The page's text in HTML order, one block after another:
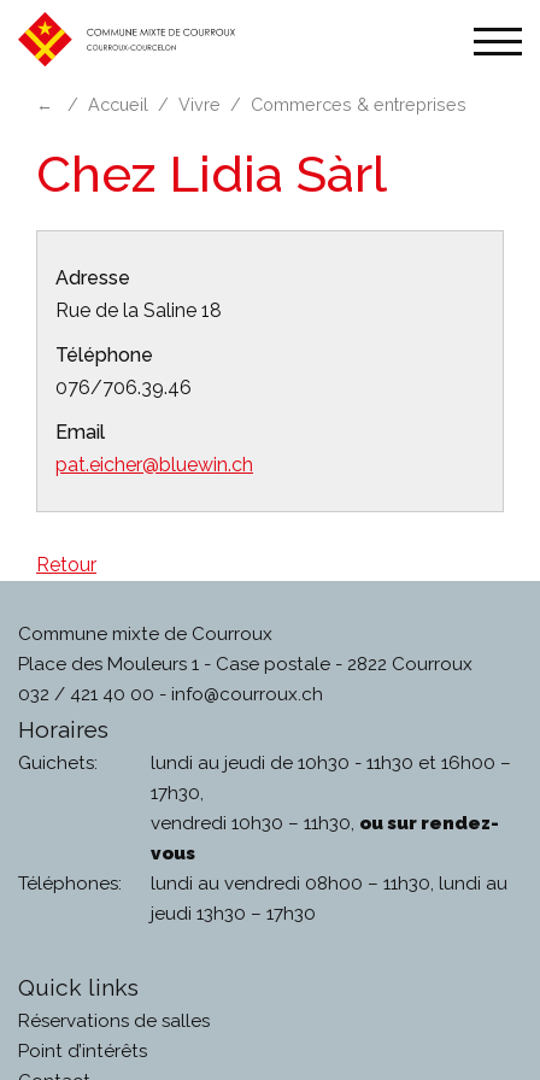
← Accueil Vivre Commerces & entreprises
Chez Lidia Sàrl
Adresse
Rue de la Saline 18
Téléphone
076/706.39.46
Email
pat.eicher@bluewin.ch
Retour
Commune mixte de Courroux
Place des Mouleurs 1 - Case postale - 2822 Courroux
032 / 421 40 00 - info@courroux.ch
Horaires
Guichets:
lundi au jeudi de 10h30 - 11h30 et 16h00 –
17h30,
vendredi 10h30 – 11h30, ou sur rendez-
vous
Téléphones:
lundi au vendredi 08h00 – 11h30, lundi au
jeudi 13h30 – 17h30
Quick links
Réservations de salles
Point d’intérêts